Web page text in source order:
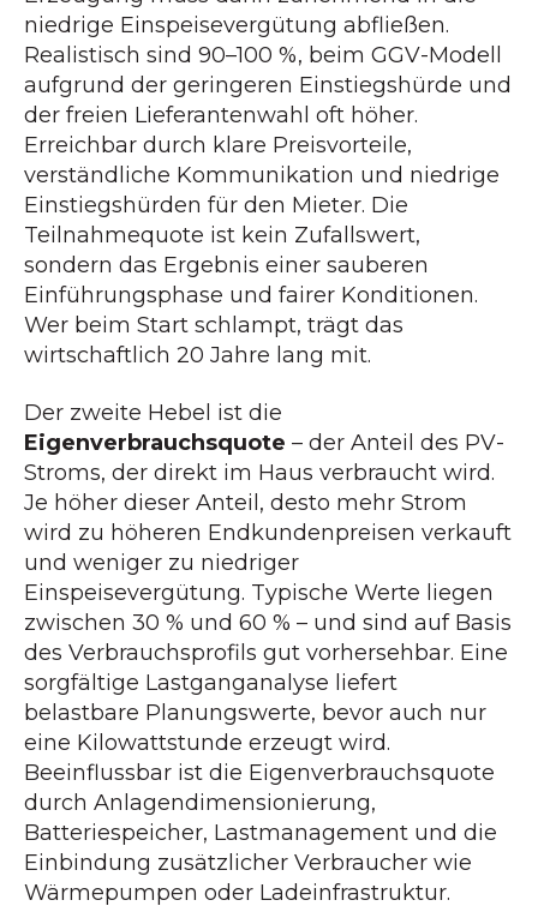
niedrige Einspeisevergütung abfließen.
Realistisch sind 90–100 %, beim GGV-Modell
aufgrund der geringeren Einstiegshürde und
der freien Lieferantenwahl oft höher.
Erreichbar durch klare Preisvorteile,
verständliche Kommunikation und niedrige
Einstiegshürden für den Mieter. Die
Teilnahmequote ist kein Zufallswert,
sondern das Ergebnis einer sauberen
Einführungsphase und fairer Konditionen.
Wer beim Start schlampt, trägt das
wirtschaftlich 20 Jahre lang mit.
Der zweite Hebel ist die
Eigenverbrauchsquote – der Anteil des PV-
Stroms, der direkt im Haus verbraucht wird.
Je höher dieser Anteil, desto mehr Strom
wird zu höheren Endkundenpreisen verkauft
und weniger zu niedriger
Einspeisevergütung. Typische Werte liegen
zwischen 30 % und 60 % – und sind auf Basis
des Verbrauchsprofils gut vorhersehbar. Eine
sorgfältige Lastganganalyse liefert
belastbare Planungswerte, bevor auch nur
eine Kilowattstunde erzeugt wird.
Beeinflussbar ist die Eigenverbrauchsquote
durch Anlagendimensionierung,
Batteriespeicher, Lastmanagement und die
Einbindung zusätzlicher Verbraucher wie
Wärmepumpen oder Ladeinfrastruktur.